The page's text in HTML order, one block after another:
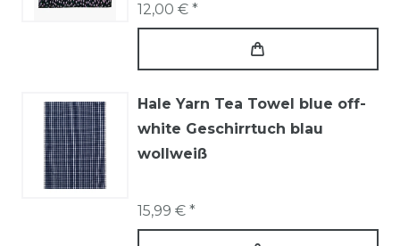
12,00 € *
Hale Yarn Tea Towel blue off-
white Geschirrtuch blau
wollweiß
15,99 € *